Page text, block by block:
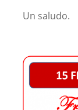
Un saludo.